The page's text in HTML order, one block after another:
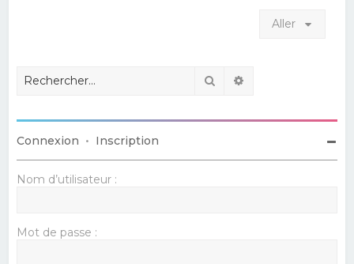
Aller
Rechercher
Connexion • Inscription
Nom d’utilisateur :
Mot de passe :